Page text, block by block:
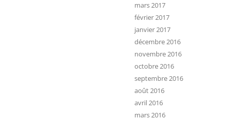
mars 2017
février 2017
janvier 2017
décembre 2016
novembre 2016
octobre 2016
septembre 2016
août 2016
avril 2016
mars 2016